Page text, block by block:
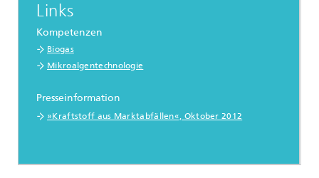
Links
Kompetenzen
Biogas
Mikroalgentechnologie
Presseinformation
»Kraftstoff aus Marktabfällen«, Oktober 2012